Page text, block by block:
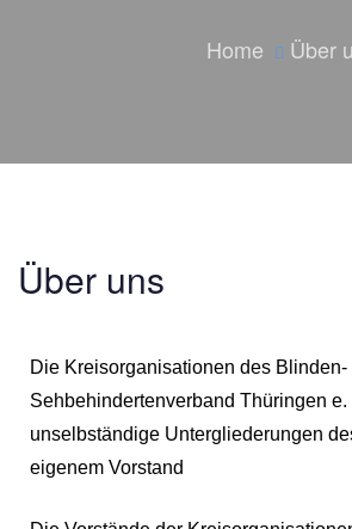
Home Über
Über uns
Die Kreisorganisationen des Blinden-
Sehbehindertenverband Thüringen e.
unselbständige Untergliederungen
eigenem Vorstand